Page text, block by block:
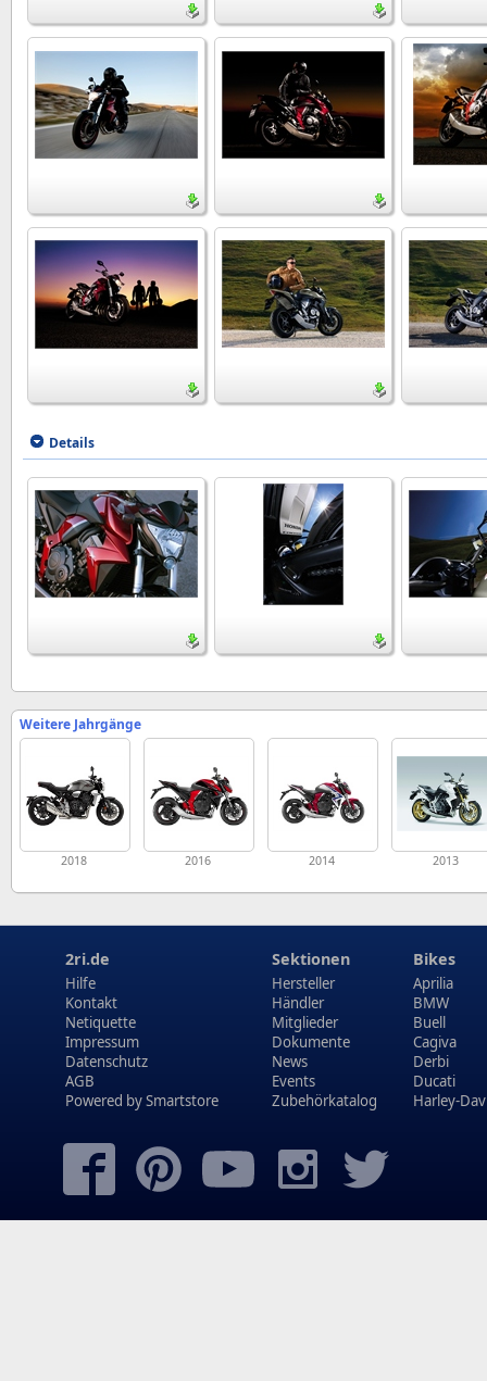
Details
Weitere Jahrgänge
2018 2016 2014 2013
2ri.de
Hilfe
Kontakt
Netiquette
Impressum
Datenschutz
AGB
Powered bySmartstore
Sektionen
Hersteller
Händler
Mitglieder
Dokumente
News
Events
Zubehörkatalog
Bikes
Aprilia
BMW
Buell
Cagiva
Derbi
Ducati
Harley-